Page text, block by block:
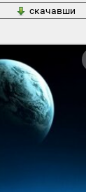
скачавши